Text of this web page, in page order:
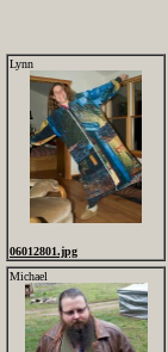
Lynn
06012801.jpg
Michael